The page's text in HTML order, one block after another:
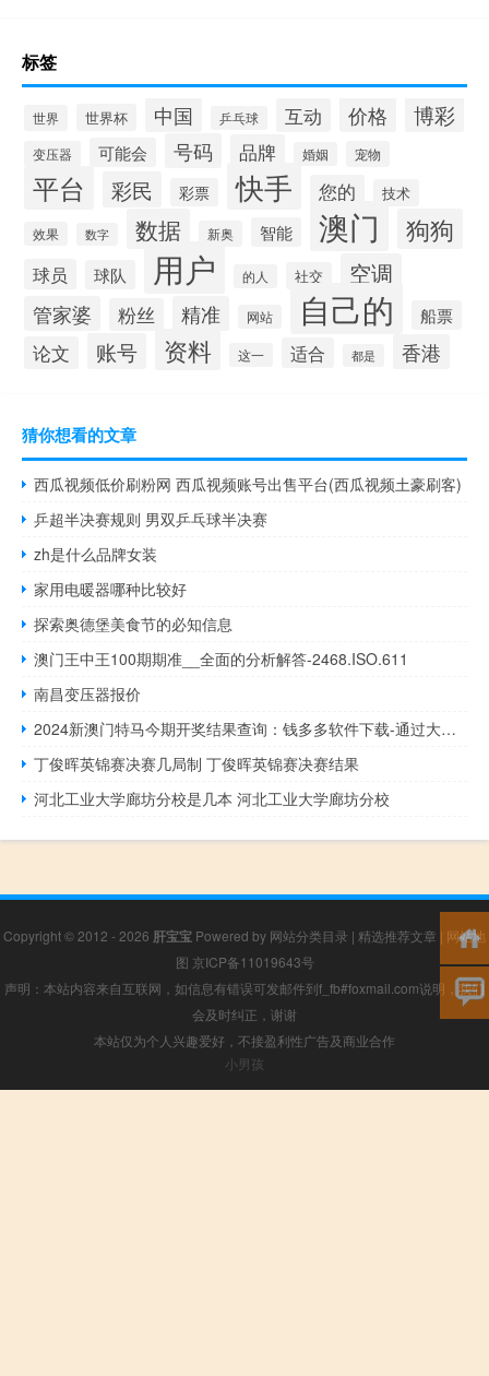
标签
世界 世界杯 中国 乒乓球 互动 价格 博彩
变压器 可能会 号码 品牌 婚姻 宠物
平台 彩民 彩票 快手 您的 技术
效果 数字 数据 新奥 智能 澳门 狗狗
球员 球队 用户 的人 社交 空调
管家婆 粉丝 精准 网站 自己的 船票
论文 账号 资料 这一 适合 都是 香港
猜你想看的文章
西瓜视频低价刷粉网 西瓜视频账号出售平台(西瓜视频土豪刷客)
乒超半决赛规则 男双乒乓球半决赛
zh是什么品牌女装
家用电暖器哪种比较好
探索奥德堡美食节的必知信息
澳门王中王100期期准__全面的分析解答-2468.ISO.611
南昌变压器报价
2024新澳门特马今期开奖结果查询：钱多多软件下载-通过大数据解释落实-2877.3D.A795
丁俊晖英锦赛决赛几局制 丁俊晖英锦赛决赛结果
河北工业大学廊坊分校是几本 河北工业大学廊坊分校
Copyright © 2012 - 2026 肝宝宝 Powered by 网站分类目录 | 精选推荐文章 | 网站地
图 京ICP备11019643号
声明：本站内容来自互联网，如信息有错误可发邮件到f_fb#foxmail.com说明，我们
会及时纠正，谢谢
本站仅为个人兴趣爱好，不接盈利性广告及商业合作
小男孩